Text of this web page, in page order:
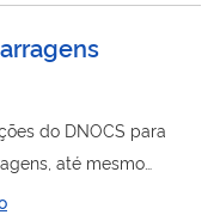
do DNOCS para
até mesmo
sua